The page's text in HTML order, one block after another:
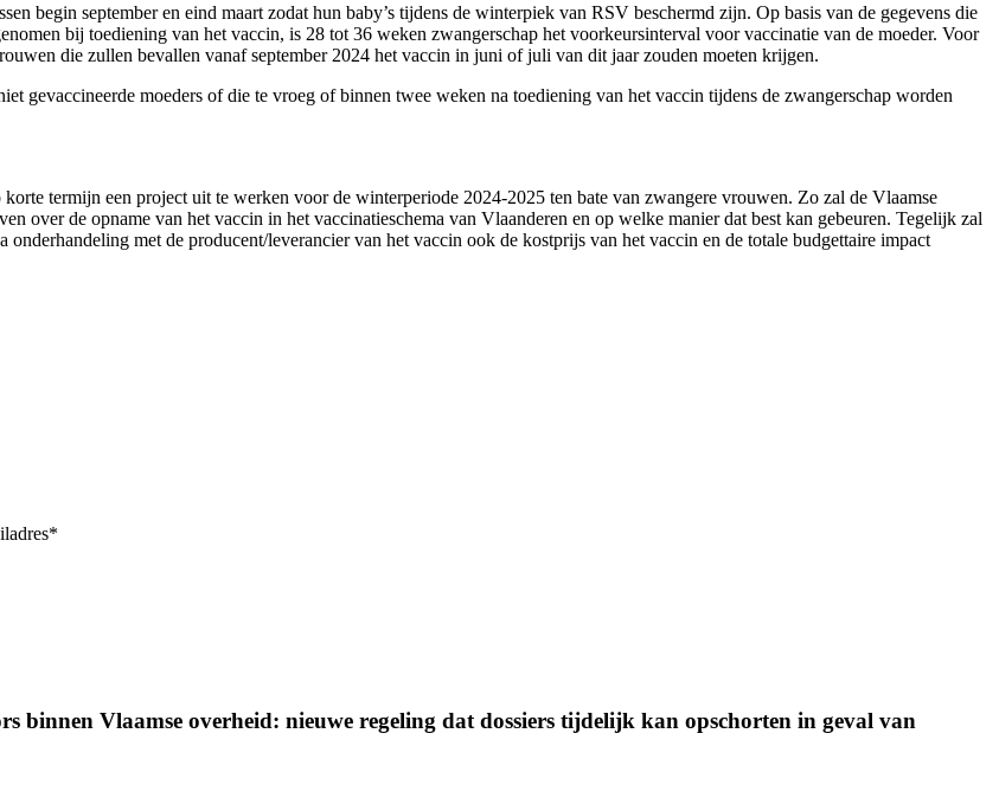
begin september en eind maart zodat hun baby’s tijdens de winterpiek van RSV beschermd zijn. Op basis van de gegevens die
bij toediening van het vaccin, is 28 tot 36 weken zwangerschap het voorkeursinterval voor vaccinatie van de moeder. Voor
die zullen bevallen vanaf september 2024 het vaccin in juni of juli van dit jaar zouden moeten krijgen.
gevaccineerde moeders of die te vroeg of binnen twee weken na toediening van het vaccin tijdens de zwangerschap worden
termijn een project uit te werken voor de winterperiode 2024-2025 ten bate van zwangere vrouwen. Zo zal de Vlaamse
over de opname van het vaccin in het vaccinatieschema van Vlaanderen en op welke manier dat best kan gebeuren. Tegelijk zal
met de producent/leverancier van het vaccin ook de kostprijs van het vaccin en de totale budgettaire impact
binnen Vlaamse overheid: nieuwe regeling dat dossiers tijdelijk kan opschorten in geval van